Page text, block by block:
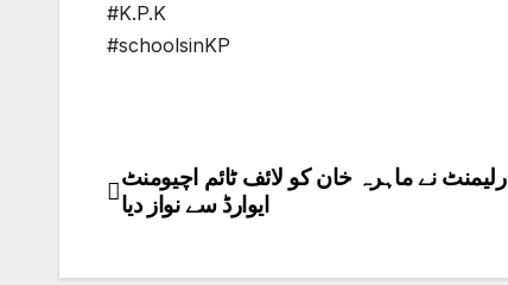
#K.P.K
#schoolsinKP
Post
نے ماہرہ خان کو لائف ٹائم اچیومنٹ
ایوارڈ سے نواز دیا